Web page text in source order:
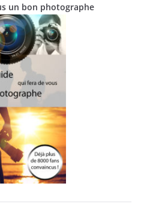
un bon photographe